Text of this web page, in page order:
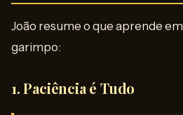
João resume o que aprende
garimpo:
1. Paciência é Tudo